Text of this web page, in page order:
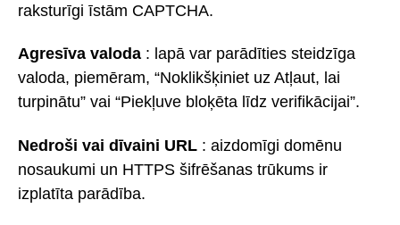
raksturīgi īstām CAPTCHA.
Agresīva valoda : lapā var parādīties steidzīga
valoda, piemēram, “Noklikšķiniet uz Atļaut, lai
turpinātu” vai “Piekļuve bloķēta līdz verifikācijai”.
Nedroši vai dīvaini URL : aizdomīgi domēnu
nosaukumi un HTTPS šifrēšanas trūkums ir
izplatīta parādība.